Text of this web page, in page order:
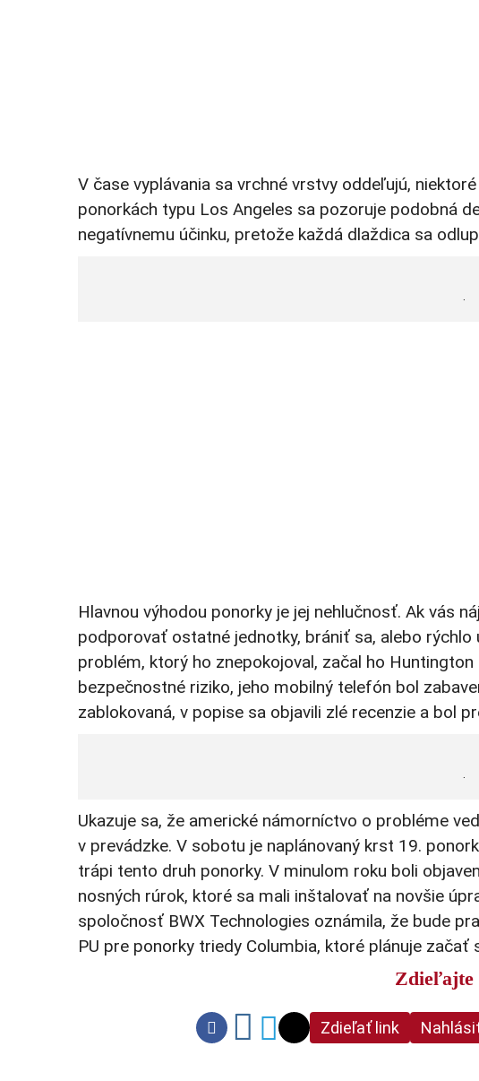
V čase vyplávania sa vrchné vrstvy oddeľujú,
ponorkách typu Los Angeles sa pozoruje podobná
negatívnemu účinku, pretože každá dlaždica sa
.
Hlavnou výhodou ponorky je jej nehlučnosť. Ak vás
podporovať ostatné jednotky, brániť sa, alebo
problém, ktorý ho znepokojoval, začal ho
bezpečnostné riziko, jeho mobilný telefón bol
zablokovaná, v popise sa objavili zlé recenzie a bol
.
Ukazuje sa, že americké námorníctvo o probléme
v prevádzke. V sobotu je naplánovaný krst 19.
trápi tento druh ponorky. V minulom roku boli
nosných rúrok, ktoré sa mali inštalovať na novšie
spoločnosť BWX Technologies oznámila, že bude
PU pre ponorky triedy Columbia, ktoré plánuje
Zdieľajte
Zdieľať link